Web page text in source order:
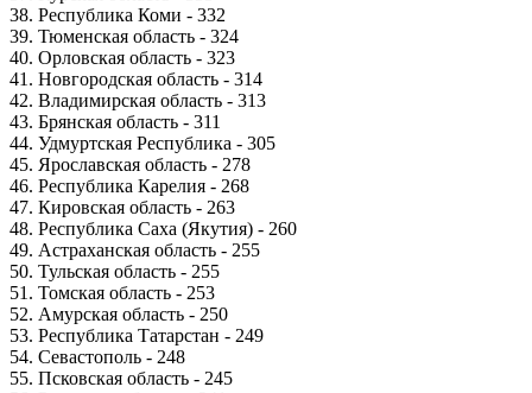
38. Республика Коми - 332
39. Тюменская область - 324
40. Орловская область - 323
41. Новгородская область - 314
42. Владимирская область - 313
43. Брянская область - 311
44. Удмуртская Республика - 305
45. Ярославская область - 278
46. Республика Карелия - 268
47. Кировская область - 263
48. Республика Саха (Якутия) - 260
49. Астраханская область - 255
50. Тульская область - 255
51. Томская область - 253
52. Амурская область - 250
53. Республика Татарстан - 249
54. Севастополь - 248
55. Псковская область - 245